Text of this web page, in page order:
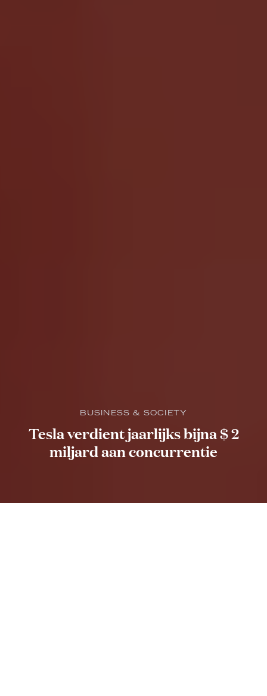
BUSINESS & SOCIETY
Tesla verdient jaarlijks bijna $ 2
miljard aan concurrentie